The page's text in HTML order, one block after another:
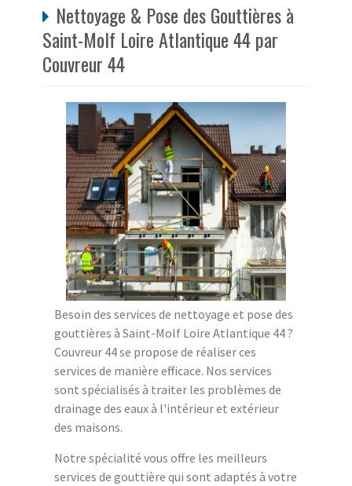
Nettoyage & Pose des Gouttières à
Saint-Molf Loire Atlantique 44 par
Couvreur 44
Besoin des services de nettoyage et pose des
gouttières à Saint-Molf Loire Atlantique 44 ?
Couvreur 44 se propose de réaliser ces
services de manière efficace. Nos services
sont spécialisés à traiter les problèmes de
drainage des eaux à l'intérieur et extérieur
des maisons.
Notre spécialité vous offre les meilleurs
services de gouttière qui sont adaptés à votre